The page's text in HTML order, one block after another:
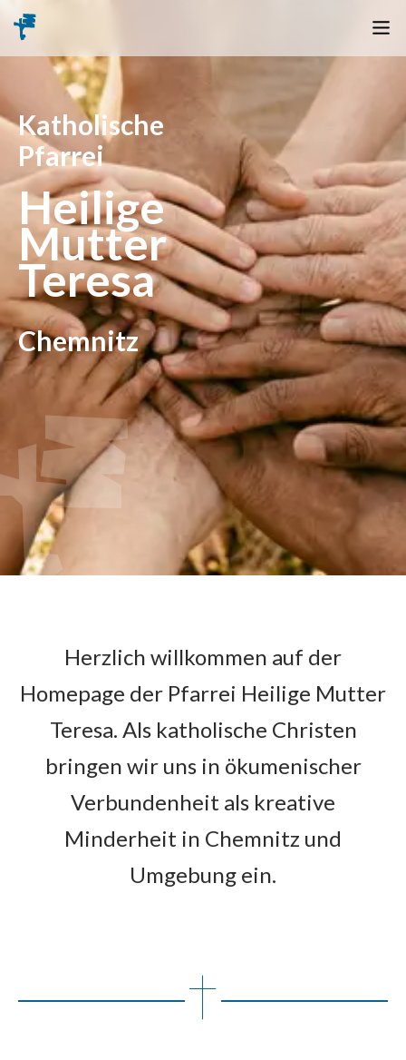
Katholische
Pfarrei
Heilige
Mutter
Teresa
Chemnitz
Herzlich willkommen auf der
Homepage der Pfarrei Heilige Mutter
Teresa. Als katholische Christen
bringen wir uns in ökumenischer
Verbundenheit als kreative
Minderheit in Chemnitz und
Umgebung ein.